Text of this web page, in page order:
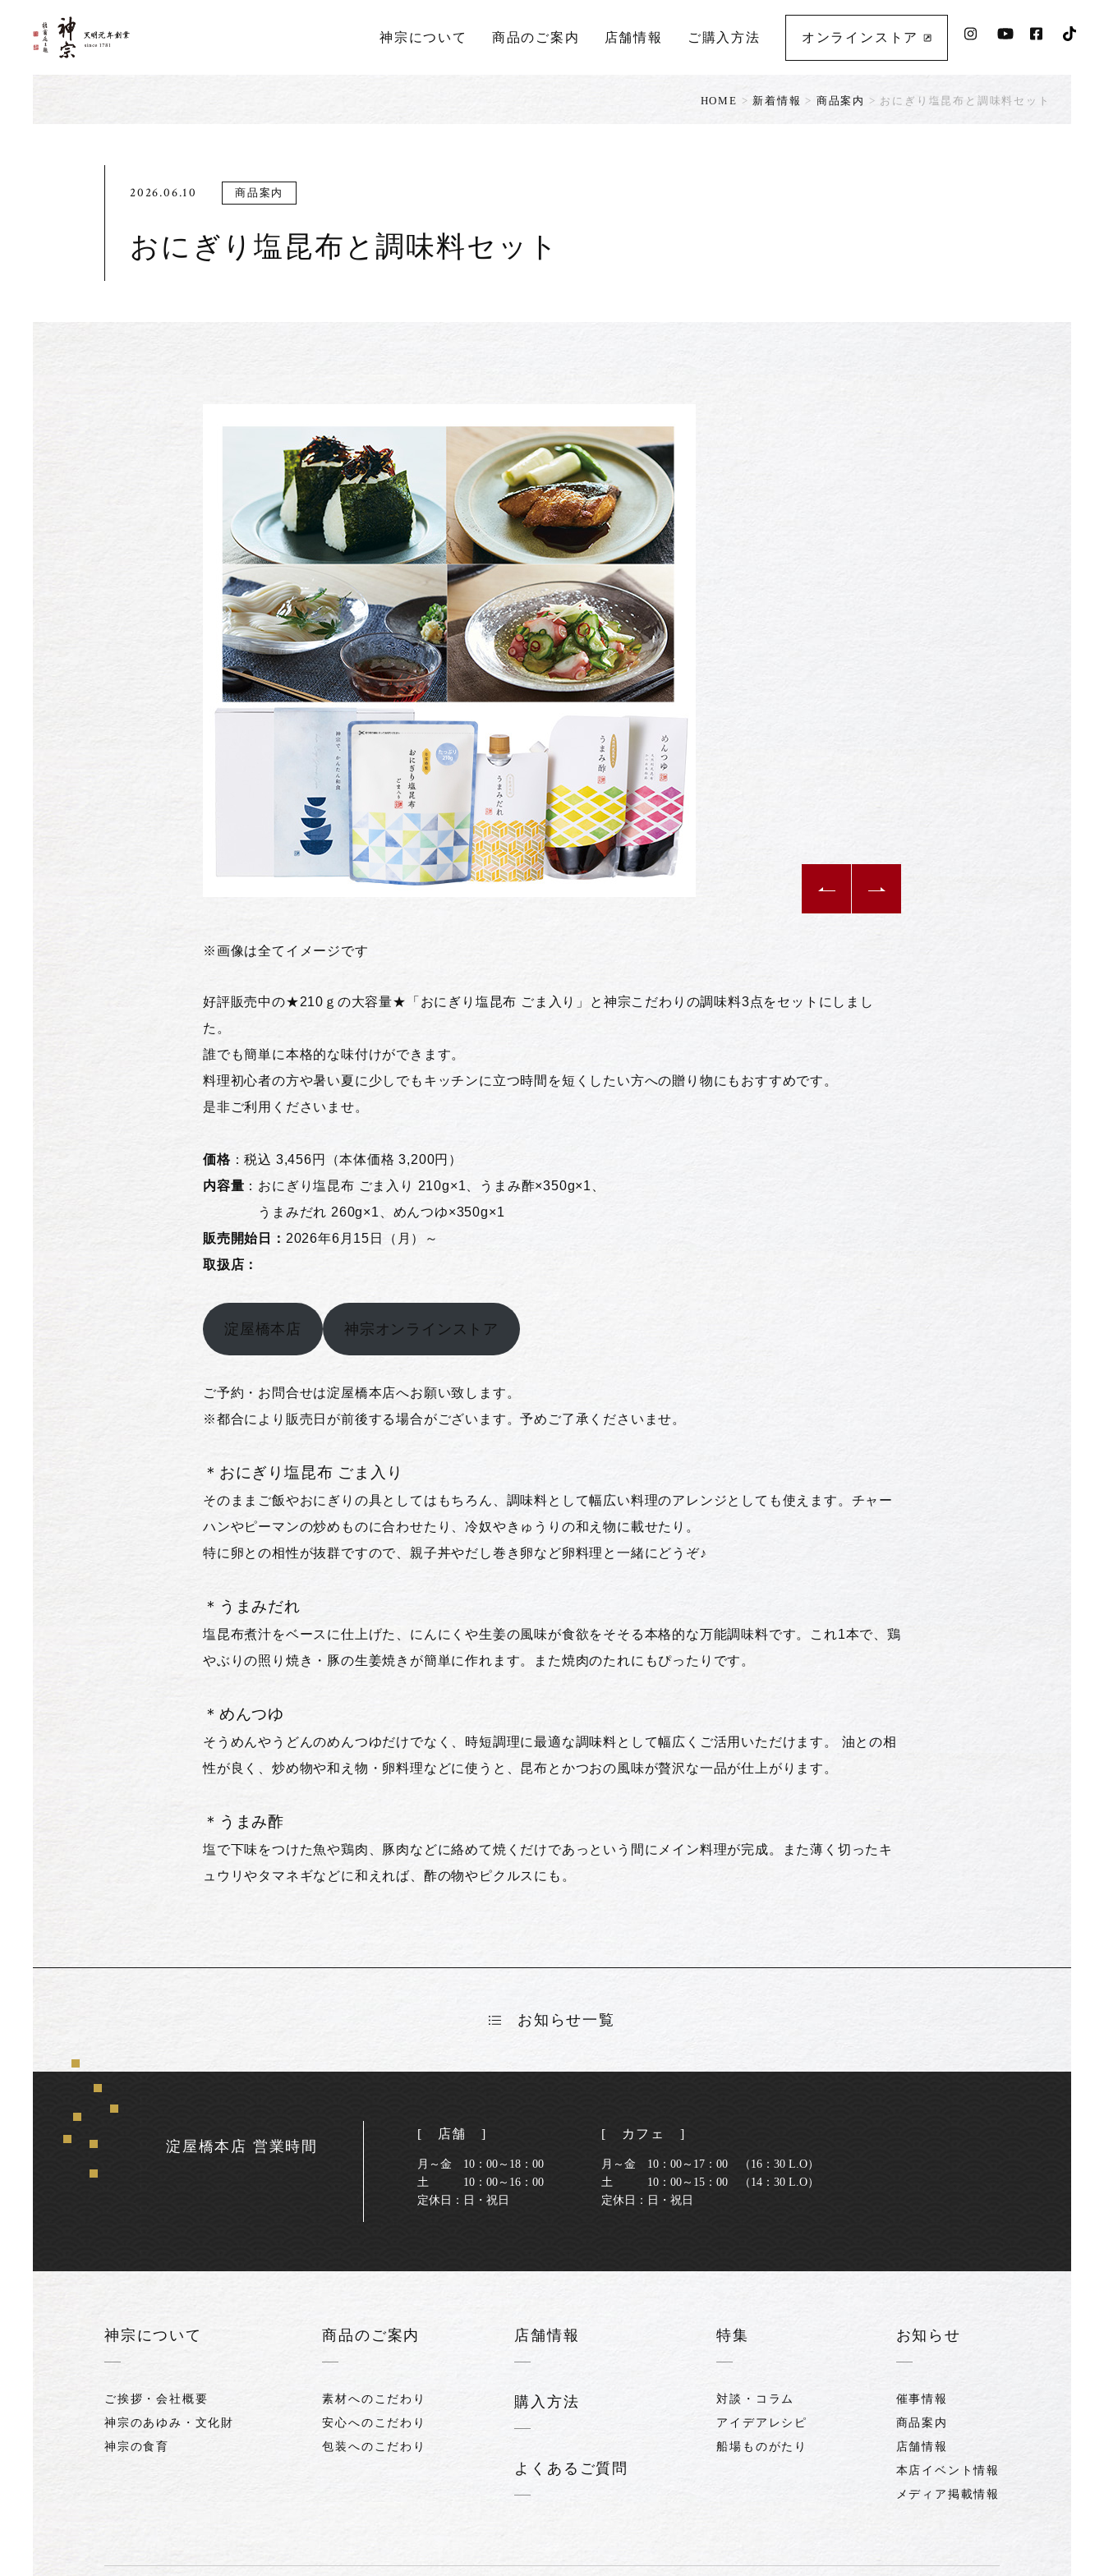
神宗について 商品のご案内 店舗情報 ご購入方法 オンラインストア
HOME >新着情報 > 商品案内 > おにぎり塩昆布と調味料セット
2026.06.10 商品案内
おにぎり塩昆布と調味料セット
※画像は全てイメージです
好評販売中の★210ｇの大容量★「おにぎり塩昆布 ごま入り」と神宗こだわりの調味料3点をセットにしまし
た。
誰でも簡単に本格的な味付けができます。
料理初心者の方や暑い夏に少しでもキッチンに立つ時間を短くしたい方への贈り物にもおすすめです。
是非ご利用くださいませ。
価格：税込 3,456円（本体価格 3,200円）
内容量 ：おにぎり塩昆布 ごま入り 210g×1、うまみ酢×350g×1、
うまみだれ 260g×1、めんつゆ×350g×1
販売開始日： 2026年6月15日（月）～
取扱店：
淀屋橋本店 神宗オンラインストア
ご予約・お問合せは淀屋橋本店へお願い致します。
※都合により販売日が前後する場合がございます。予めご了承くださいませ。
＊おにぎり塩昆布 ごま入り
そのままご飯やおにぎりの具としてはもちろん、調味料として幅広い料理のアレンジとしても使えます。チャー
ハンやピーマンの炒めものに合わせたり、冷奴やきゅうりの和え物に載せたり。
特に卵との相性が抜群ですので、親子丼やだし巻き卵など卵料理と一緒にどうぞ♪
＊うまみだれ
塩昆布煮汁をベースに仕上げた、にんにくや生姜の風味が食欲をそそる本格的な万能調味料です。これ1本で、鶏
やぶりの照り焼き・豚の生姜焼きが簡単に作れます。また焼肉のたれにもぴったりです。
＊めんつゆ
そうめんやうどんのめんつゆだけでなく、時短調理に最適な調味料として幅広くご活用いただけます。 油との相
性が良く、炒め物や和え物・卵料理などに使うと、昆布とかつおの風味が贅沢な一品が仕上がります。
＊うまみ酢
塩で下味をつけた魚や鶏肉、豚肉などに絡めて焼くだけであっという間にメイン料理が完成。また薄く切ったキ
ュウリやタマネギなどに和えれば、酢の物やピクルスにも。
お知らせ一覧
淀屋橋本店 営業時間
[ 店舗 ]
月～金 10：00～18：00
土 10：00～16：00
定休日：日・祝日
[ カフェ ]
月～金 10：00～17：00 （16：30 L.O）
土 10：00～15：00 （14：30 L.O）
定休日：日・祝日
神宗について
ご挨拶・会社概要
神宗のあゆみ・文化財
神宗の食育
商品のご案内
素材へのこだわり
安心へのこだわり
包装へのこだわり
店舗情報
購入方法
よくあるご質問
特集
対談・コラム
アイデアレシピ
船場ものがたり
お知らせ
催事情報
商品案内
店舗情報
本店イベント情報
メディア掲載情報